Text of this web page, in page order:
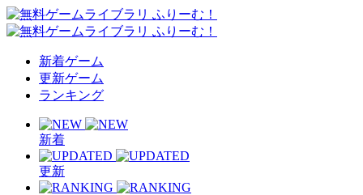
新着ゲーム
更新ゲーム
ランキング
新着
更新